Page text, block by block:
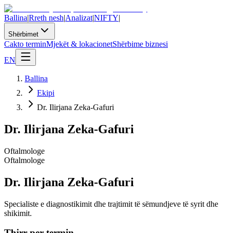
Ballina|Rreth nesh|Analizat|NIFTY|
Shërbimet
Cakto terminMjekët & lokacionetShërbime biznesi
EN
Ballina
Ekipi
Dr. Ilirjana Zeka-Gafuri
Dr. Ilirjana Zeka-Gafuri
Oftalmologe
Oftalmologe
Dr. Ilirjana Zeka-Gafuri
Specialiste e diagnostikimit dhe trajtimit të sëmundjeve të syrit dhe
shikimit.